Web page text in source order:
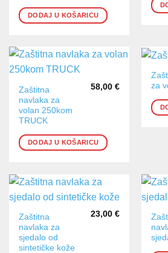
DODAJ U KOŠARICU
Zaštitna
navlaka za
volan 250kom
TRUCK
58,00 €
DODAJ U KOŠARICU
za
Zaštitna
navlaka za
sjedalo od
sintetičke kože
23,00 €